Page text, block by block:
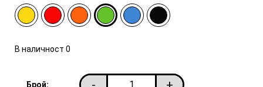
В наличност 0
Брой: